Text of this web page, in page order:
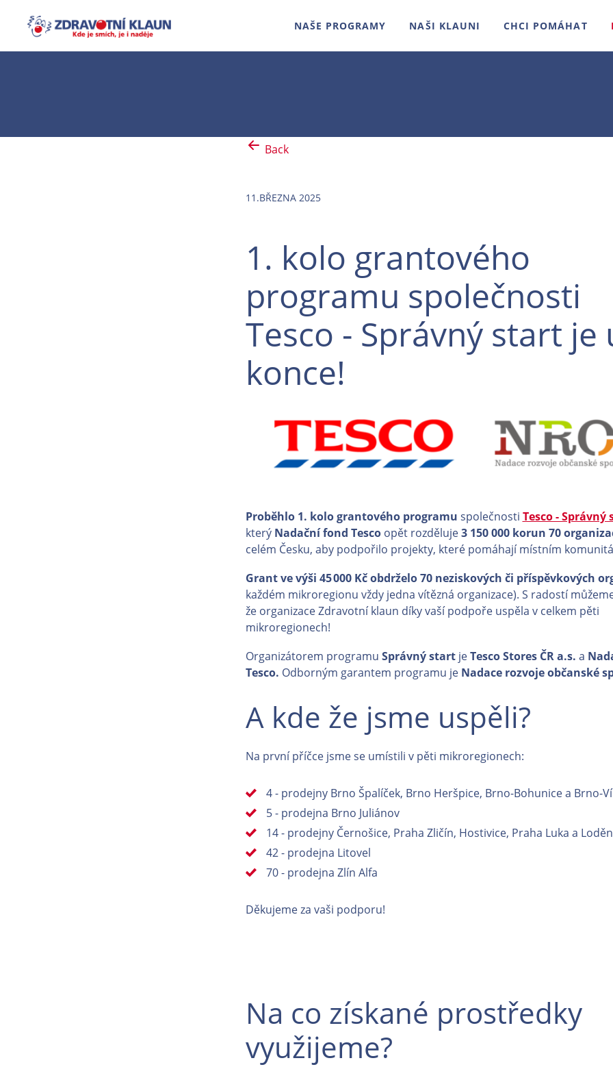
NAŠE PROGRAMY NAŠI KLAUNI CHCI POMÁHAT
Back
11.BŘEZNA 2025
1. kolo grantového
programu společnosti
Tesco - Správný start je
konce!
Proběhlo 1. kolo grantového programu společnosti Tesco - Správný
který Nadační fond Tescoopět rozděluje3 150 000 korun 70
celém Česku, aby podpořilo projekty, které pomáhají místním
Grant ve výši 45 000 Kč obdrželo 70 neziskových či příspěvkových
každém mikroregionu vždy jedna vítězná organizace). S radostí
že organizace Zdravotní klaun díky vaší podpoře uspěla v celkem pěti
mikroregionech!
Organizátorem programu Správný startjeTesco Stores ČR a.s. a
Tesco. Odborným garantem programu je Nadace rozvoje občanské
A kde že jsme uspěli?
Na první příčce jsme se umístili v pěti mikroregionech:
4 - prodejny Brno Špalíček, Brno Heršpice, Brno-Bohunice a Brno-
5 - prodejna Brno Juliánov
14 - prodejny Černošice, Praha Zličín, Hostivice, Praha Luka a
42 - prodejna Litovel
70 - prodejna Zlín Alfa
Děkujeme za vaši podporu!
Na co získané prostředky
využijeme?